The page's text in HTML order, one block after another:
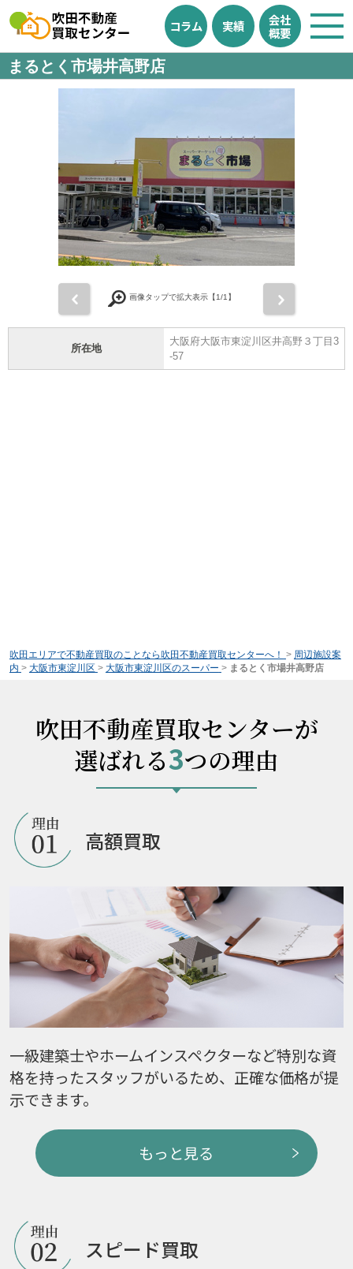
コラム 実績
会社
概要
まるとく市場井高野店
画像タップで拡大表示【1/1】
所在地
大阪府大阪市東淀川区井高野３丁目3
-57
吹田エリアで不動産買取のことなら吹田不動産買取センターへ！ > 周辺施設案
内 > 大阪市東淀川区 > 大阪市東淀川区のスーパー > まるとく市場井高野店
吹田不動産買取センターが
選ばれる3つの理由
高額買取
一級建築士やホームインスペクターなど特別な資
格を持ったスタッフがいるため、正確な価格が提
示できます。
もっと見る
スピード買取